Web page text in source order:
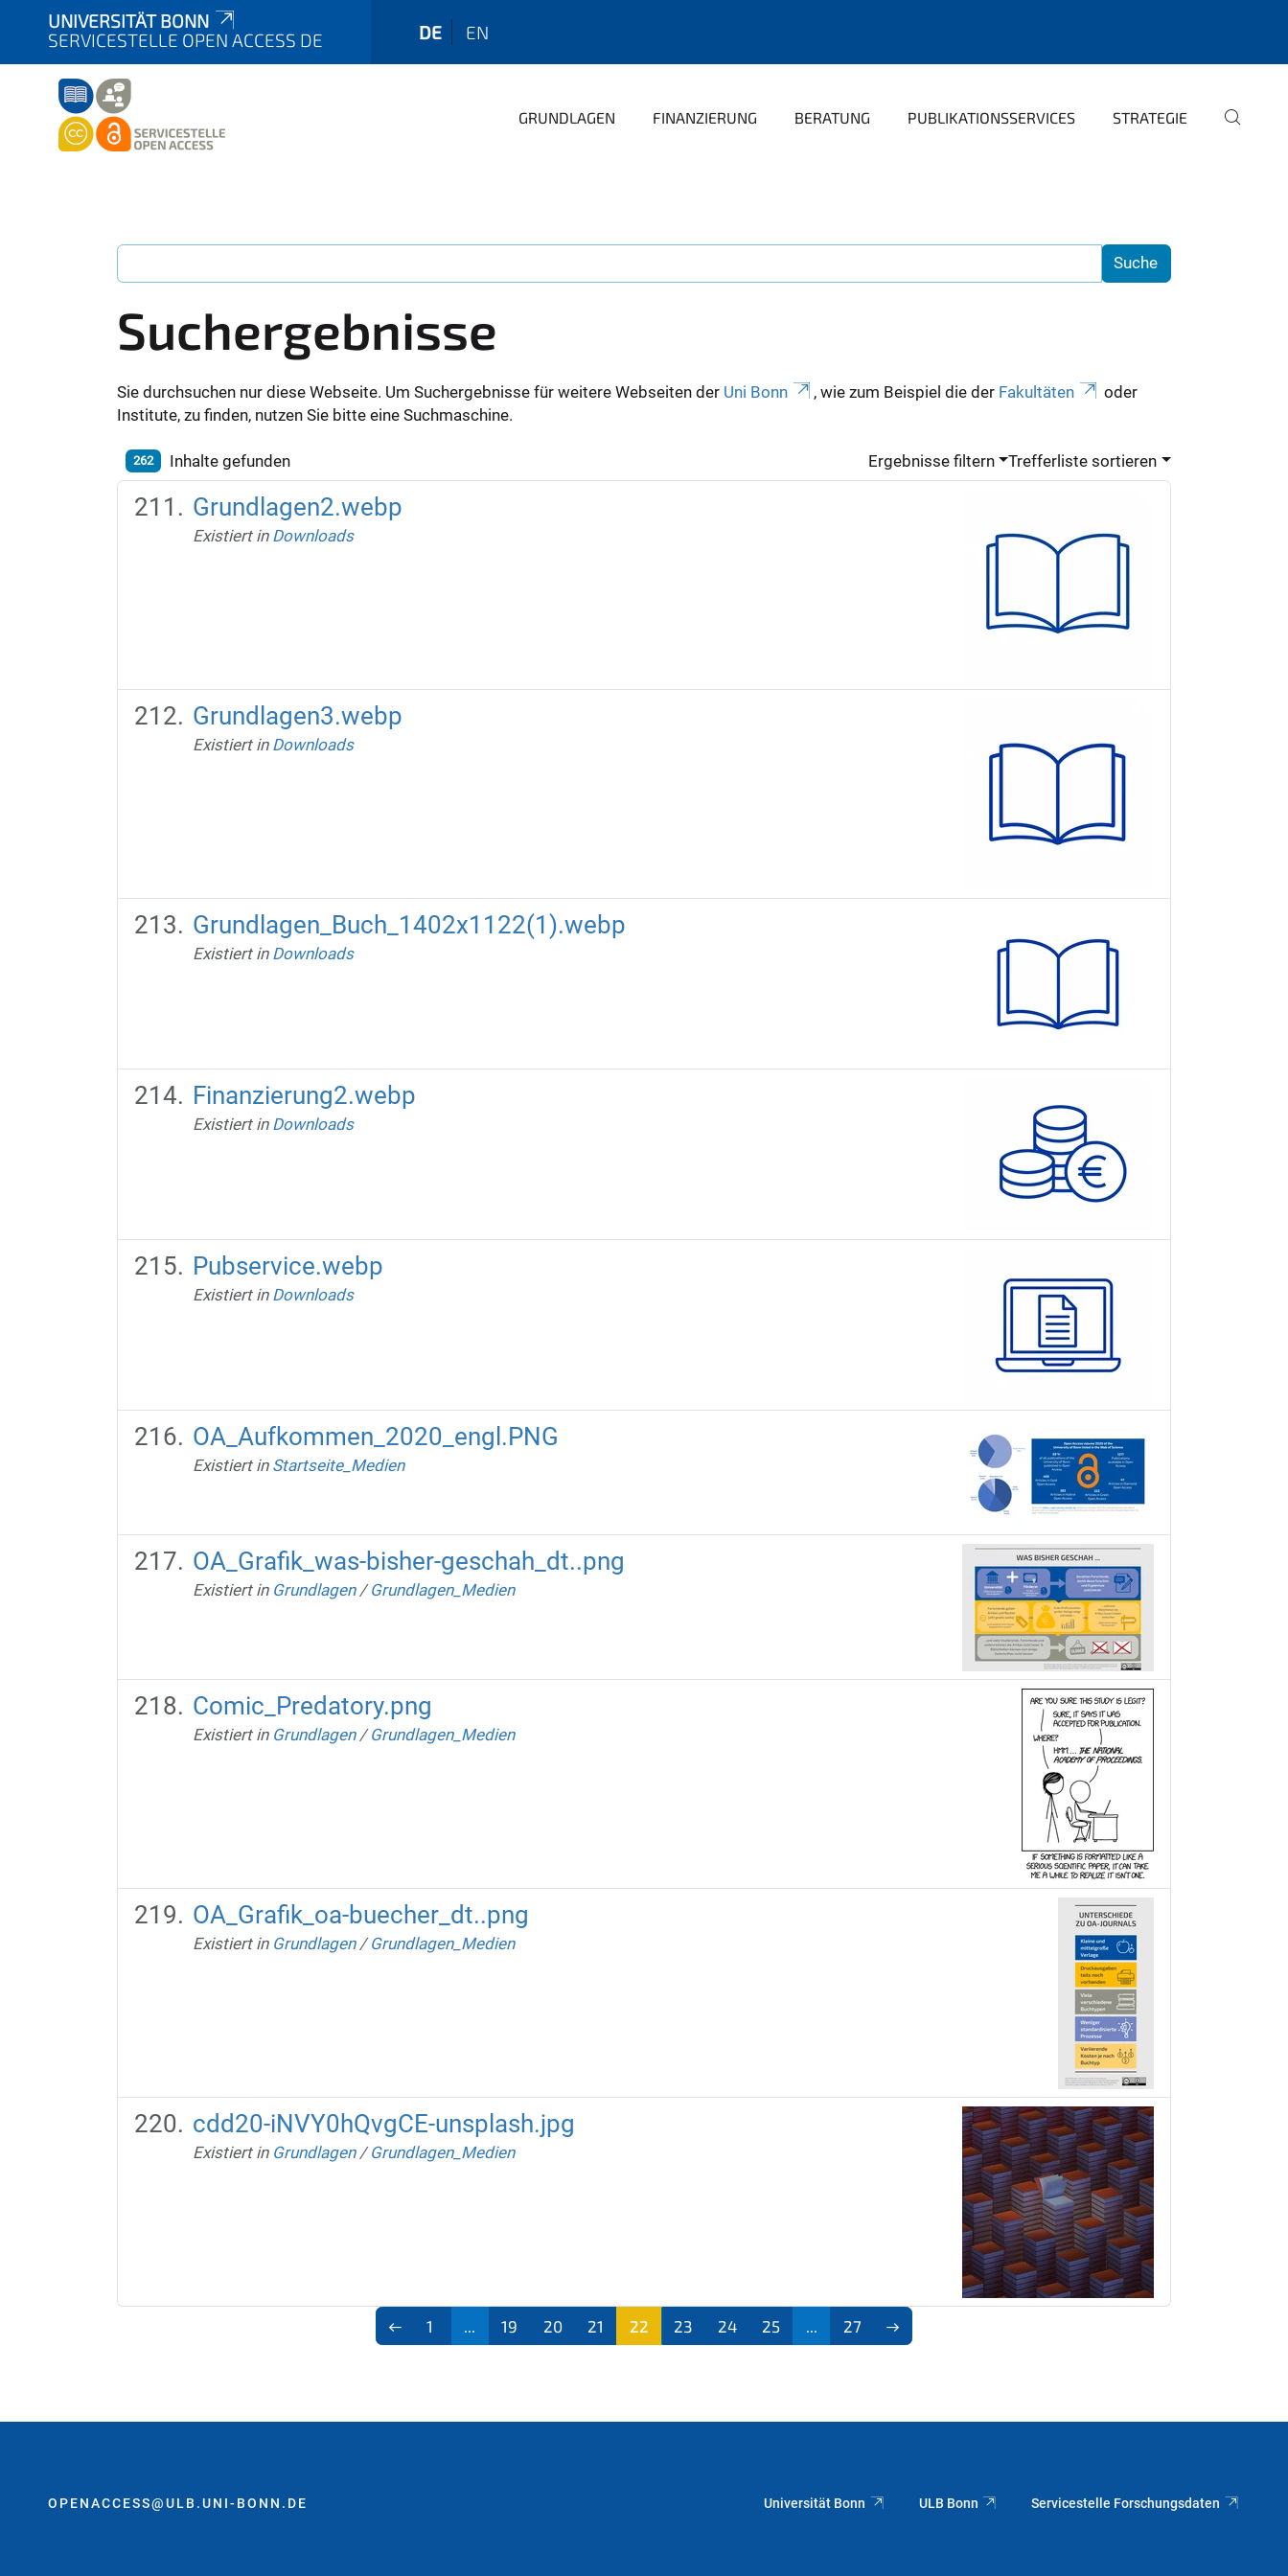
UNIVERSITÄT BONN
SERVICESTELLE OPEN ACCESS DE
DE EN
GRUNDLAGEN FINANZIERUNG BERATUNG PUBLIKATIONSSERVICES STRATEGIE
Suchergebnisse
Sie durchsuchen nur diese Webseite. Um Suchergebnisse für weitere Webseiten der Uni Bonn , wie zum Beispiel die der Fakultäten
oder
Institute, zu finden, nutzen Sie bitte eine Suchmaschine.
262 Inhalte gefunden Ergebnisse filtern Trefferliste sortieren
Grundlagen2.webp
Existiert in Downloads
Grundlagen3.webp
Existiert in Downloads
Grundlagen_Buch_1402x1122(1).webp
Existiert in Downloads
Finanzierung2.webp
Existiert in Downloads
Pubservice.webp
Existiert in Downloads
OA_Aufkommen_2020_engl.PNG
Existiert in Startseite_Medien
OA_Grafik_was-bisher-geschah_dt..png
Existiert in Grundlagen /Grundlagen_Medien
Comic_Predatory.png
Existiert in Grundlagen /Grundlagen_Medien
OA_Grafik_oa-buecher_dt..png
Existiert in Grundlagen /Grundlagen_Medien
cdd20-iNVY0hQvgCE-unsplash.jpg
Existiert in Grundlagen /Grundlagen_Medien
1 19 20 21
22
23 24 25 27
OPENACCESS@ULB.UNI-BONN.DE Universität Bonn ULB Bonn Servicestelle Forschungsdaten